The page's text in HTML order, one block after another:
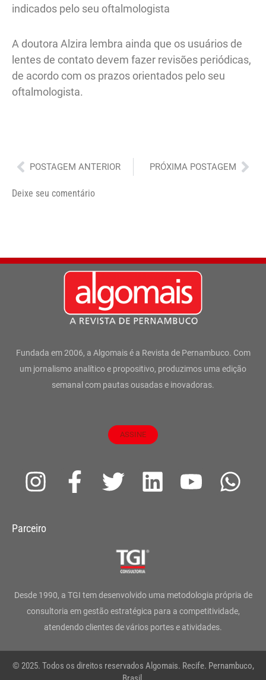
indicados pelo seu oftalmologista
A doutora Alzira lembra ainda que os usuários de
lentes de contato devem fazer revisões periódicas,
de acordo com os prazos orientados pelo seu
oftalmologista.
Anterior
POSTAGEM ANTERIOR PRÓXIMA POSTAGEM
Deixe seu comentário
Fundada em 2006, a Algomais é a Revista de Pernambuco. Com
um jornalismo analítico e propositivo, produzimos uma edição
semanal com pautas ousadas e inovadoras.
ASSINE
I
s
g
r
a
m
F
a
o
o
k
-
T
t
e
r
L
d
i
n
Y
b
e
W
a
p
Parceiro
Desde 1990, a TGI tem desenvolvido uma metodologia própria de
consultoria em gestão estratégica para a competitividade,
atendendo clientes de vários portes e atividades.
© 2025. Todos os direitos reservados Algomais. Recife. Pernambuco,